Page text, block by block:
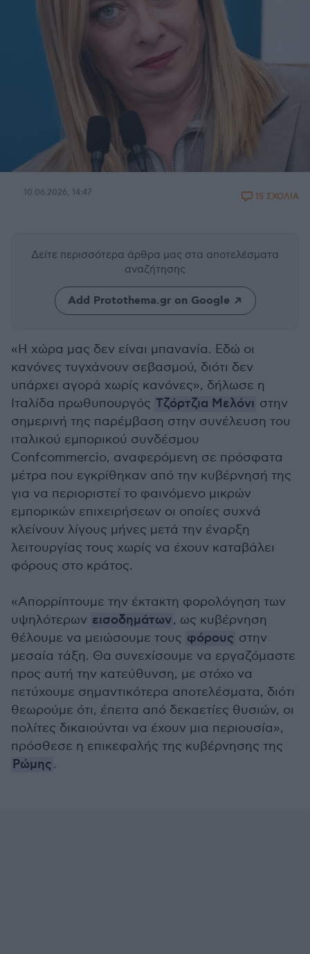
10.06.2026, 14:47 15 ΣΧΟΛΙΑ
Δείτε περισσότερα άρθρα μας στα αποτελέσματα
αναζήτησης
Add Protothema.gr on Google
«Η χώρα μας δεν είναι μπανανία. Εδώ οι
κανόνες τυγχάνουν σεβασμού, διότι δεν
υπάρχει αγορά χωρίς κανόνες», δήλωσε η
Ιταλίδα πρωθυπουργός Τζόρτζια Μελόνι στην
σημερινή της παρέμβαση στην συνέλευση του
ιταλικού εμπορικού συνδέσμου
Confcommercio, αναφερόμενη σε πρόσφατα
μέτρα που εγκρίθηκαν από την κυβέρνησή της
για να περιοριστεί το φαινόμενο μικρών
εμπορικών επιχειρήσεων οι οποίες συχνά
κλείνουν λίγους μήνες μετά την έναρξη
λειτουργίας τους χωρίς να έχουν καταβάλει
φόρους στο κράτος.
«Απορρίπτουμε την έκτακτη φορολόγηση των
υψηλότερων εισοδημάτων, ως κυβέρνηση
θέλουμε να μειώσουμε τους φόρους στην
μεσαία τάξη. Θα συνεχίσουμε να εργαζόμαστε
προς αυτή την κατεύθυνση, με στόχο να
πετύχουμε σημαντικότερα αποτελέσματα, διότι
θεωρούμε ότι, έπειτα από δεκαετίες θυσιών, οι
πολίτες δικαιούνται να έχουν μια περιουσία»,
πρόσθεσε η επικεφαλής της κυβέρνησης της
Ρώμης.